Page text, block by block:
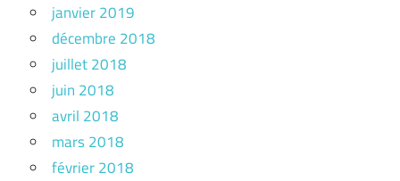
janvier 2019
décembre 2018
juillet 2018
juin 2018
avril 2018
mars 2018
février 2018